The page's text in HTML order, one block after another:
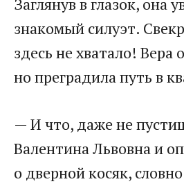
Заглянув в глазок, она
знакомый силуэт.
здесь не хватало! Вера
но преградила путь в
— И что, даже не
Валентина Львовна и
о дверной косяк,